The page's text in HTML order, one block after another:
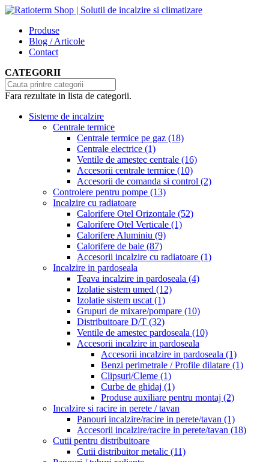
Produse
Blog / Articole
Contact
CATEGORII
Fara rezultate in lista de categorii.
Sisteme de incalzire
Centrale termice
Centrale termice pe gaz (18)
Centrale electrice (1)
Ventile de amestec centrale (16)
Accesorii centrale termice (10)
Accesorii de comanda si control (2)
Controlere pentru pompe (13)
Incalzire cu radiatoare
Calorifere Otel Orizontale (52)
Calorifere Otel Verticale (1)
Calorifere Aluminiu (9)
Calorifere de baie (87)
Accesorii incalzire cu radiatoare (1)
Incalzire in pardoseala
Teava incalzire in pardoseala (4)
Izolatie sistem umed (12)
Izolatie sistem uscat (1)
Grupuri de mixare/pompare (10)
Distribuitoare D/T (32)
Ventile de amestec pardoseala (10)
Accesorii incalzire in pardoseala
Accesorii incalzire in pardoseala (1)
Benzi perimetrale / Profile dilatare (1)
Clipsuri/Cleme (1)
Curbe de ghidaj (1)
Produse auxiliare pentru montaj (2)
Incalzire si racire in perete / tavan
Panouri incalzire/racire in perete/tavan (1)
Accesorii incalzire/racire in perete/tavan (18)
Cutii pentru distribuitoare
Cutii distribuitor metalic (11)